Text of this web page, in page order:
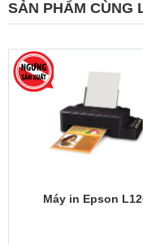
SẢN PHẨM CÙNG
Máy in Epson